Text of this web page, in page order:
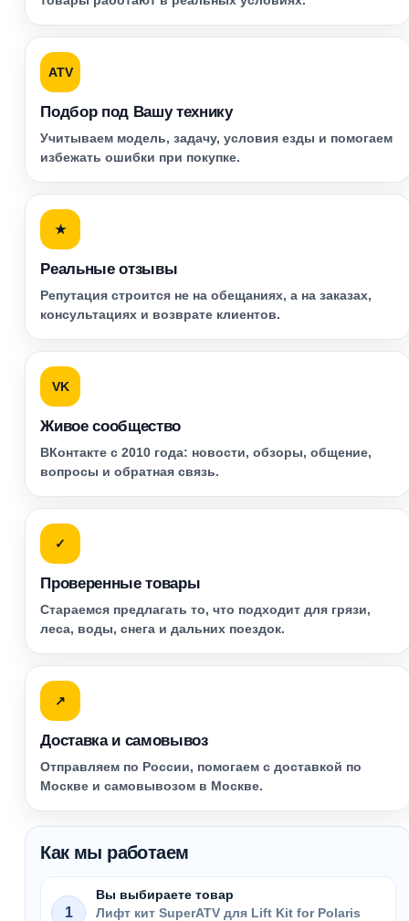
ATV
Подбор под Вашу технику
Учитываем модель, задачу, условия езды и помогаем
избежать ошибки при покупке.
★
Реальные отзывы
Репутация строится не на обещаниях, а на заказах,
консультациях и возврате клиентов.
VK
Живое сообщество
ВКонтакте с 2010 года: новости, обзоры, общение,
вопросы и обратная связь.
✓
Проверенные товары
Стараемся предлагать то, что подходит для грязи,
леса, воды, снега и дальних поездок.
↗
Доставка и самовывоз
Отправляем по России, помогаем с доставкой по
Москве и самовывозом в Москве.
Как мы работаем
1
Вы выбираете товар
Лифт кит SuperATV для Lift Kit for Polaris